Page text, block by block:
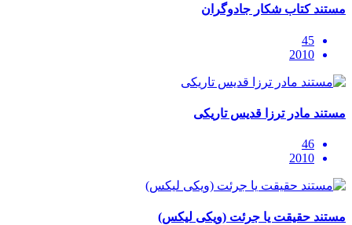
مستند کتاب شکار جادوگران
45
2010
مستند مادر ترزا قدیس تاریکی
46
2010
مستند حقیقت یا جرئت (ویکی لیکس)